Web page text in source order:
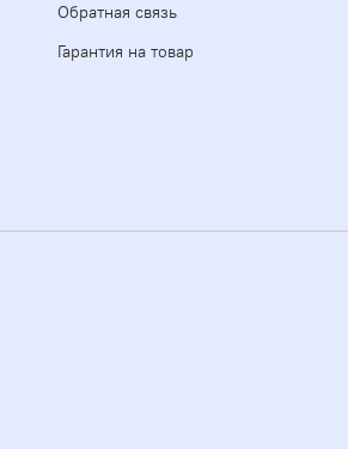
Обратная связь
Гарантия на товар